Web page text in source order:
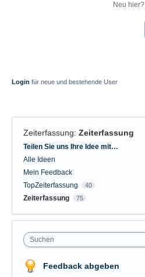
Neu hier?
Login für neue und bestehende User
Zeiterfassung: Zeiterfassung
Kategorien
Teilen Sie uns Ihre Idee mit…
Alle Ideen
Mein Feedback
TopZeiterfassung
40
Zeiterfassung 75
Suchen
Feedback abgeben